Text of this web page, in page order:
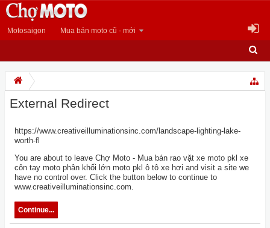
Motosaigon Mua bán moto cũ - mới
External Redirect
https://www.creativeilluminationsinc.com/landscape-lighting-lake-
worth-fl
You are about to leave Chợ Moto - Mua bán rao vặt xe moto pkl xe
côn tay moto phân khối lớn moto pkl ô tô xe hơi and visit a site we
have no control over. Click the button below to continue to
www.creativeilluminationsinc.com.
Continue...